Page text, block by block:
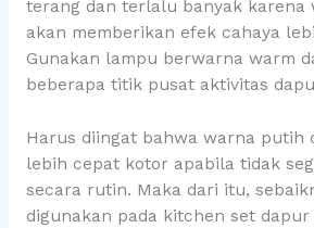
terang dan terlalu banyak karena
akan memberikan efek cahaya
Gunakan lampu berwarna warm
beberapa titik pusat aktivitas
Harus diingat bahwa warna putih
lebih cepat kotor apabila tidak
secara rutin. Maka dari itu,
digunakan pada kitchen set